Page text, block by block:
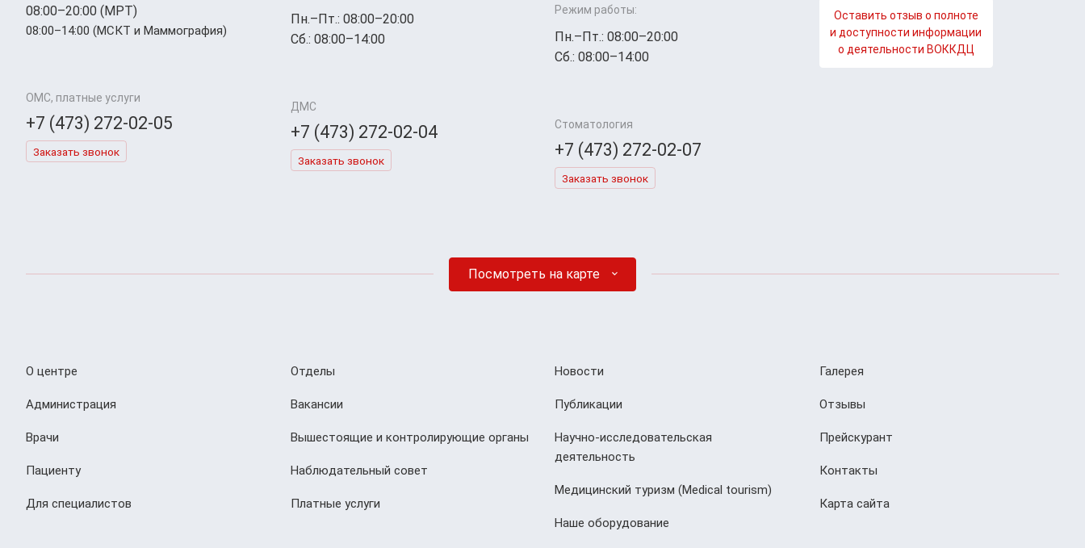
08:00–20:00 (МРТ)
08:00–14:00 (МСКТ и Маммография)
ОМС, платные услуги
+7 (473) 272-02-05
Заказать звонок
Пн.–Пт.: 08:00–20:00
Сб.: 08:00–14:00
ДМС
+7 (473) 272-02-04
Заказать звонок
Режим работы:
Пн.–Пт.: 08:00–20:00
Сб.: 08:00–14:00
Стоматология
+7 (473) 272-02-07
Заказать звонок
Оставить отзыв о полноте
и доступности информации
о деятельности ВОККДЦ
Посмотреть на карте
О центре
Администрация
Врачи
Пациенту
Для специалистов
Отделы
Вакансии
Вышестоящие и контролирующие органы
Наблюдательный совет
Платные услуги
Новости
Публикации
Научно-исследовательская
деятельность
Медицинский туризм (Мedical tourism)
Наше оборудование
Галерея
Отзывы
Прейскурант
Контакты
Карта сайта